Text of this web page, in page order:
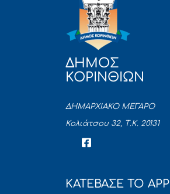
ΔΗΜΟΣ
ΚΟΡΙΝΘΙΩΝ
ΔΗΜΑΡΧΙΑΚΟ ΜΕΓΑΡΟ
Κολιάτσου 32, Τ.Κ. 20131
ΚΑΤΕΒΑΣΕ ΤΟ APP